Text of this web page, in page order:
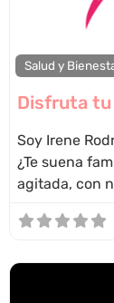
Salud y
Disfruta
Soy Irene
¿Te suena
agitada, con